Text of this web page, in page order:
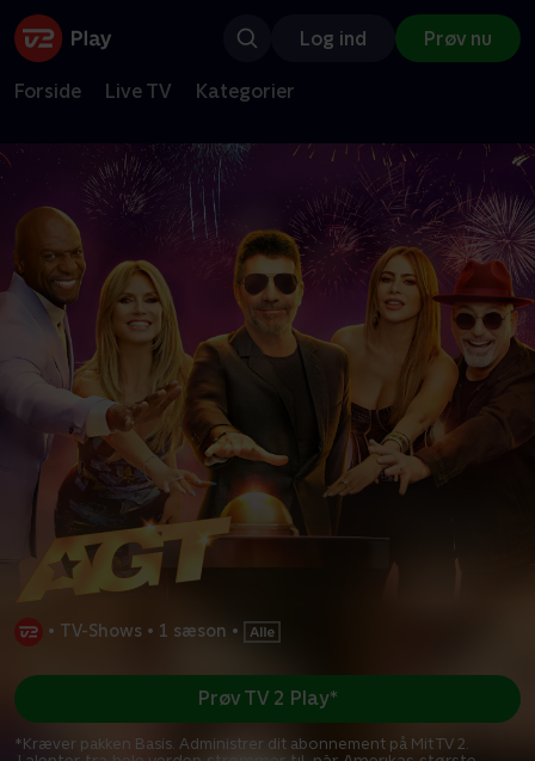
Log ind Prøv nu
Forside Live TV Kategorier
• TV-Shows • 1 sæson •
Prøv TV 2 Play*
*Kræver pakken Basis. Administrer dit abonnement på Mit TV 2.